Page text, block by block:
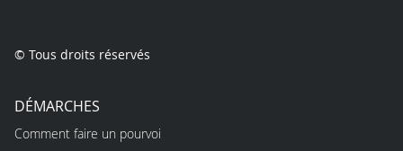
© Tous droits réservés
DÉMARCHES
Comment faire un pourvoi